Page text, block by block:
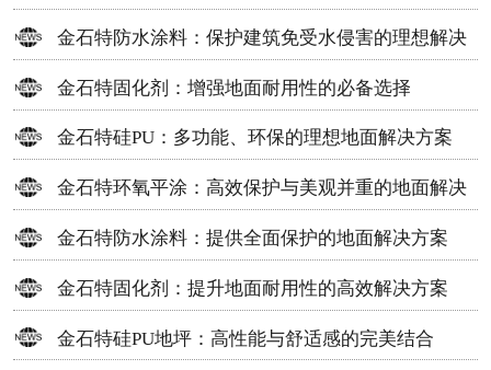
决方案
金石特防水涂料：保护建筑免受水侵害的理想解决
方案
金石特固化剂：增强地面耐用性的必备选择
金石特硅PU：多功能、环保的理想地面解决方案
金石特环氧平涂：高效保护与美观并重的地面解决
方案
金石特防水涂料：提供全面保护的地面解决方案
金石特固化剂：提升地面耐用性的高效解决方案
金石特硅PU地坪：高性能与舒适感的完美结合